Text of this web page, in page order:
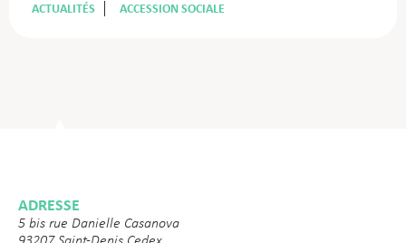
ACTUALITÉS ACCESSION SOCIALE
ADRESSE
5 bis rue Danielle Casanova